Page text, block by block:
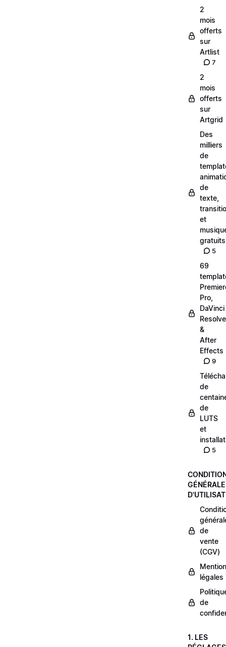
2
mois
offerts
sur
Artlist
7
2
mois
offerts
sur
Artgrid
Des
milliers
de
de
texte,
et
gratuits
5
69
Pro,
DaVinci
Resolve
&
After
Effects
9
de
de
LUTS
et
5
de
vente
(CGV)
légales
de
1. LES